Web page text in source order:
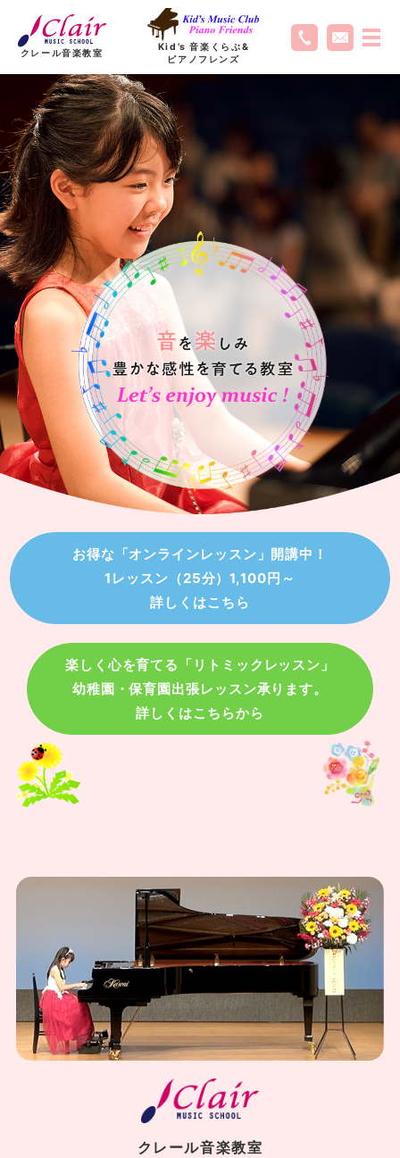
クレール音楽教室
Kid’s 音楽くらぶ&
ピアノフレンズ
お得な「オンラインレッスン」開講中！
1レッスン（25分）1,100円～
詳しくはこちら
楽しく心を育てる「リトミックレッスン」
幼稚園・保育園出張レッスン承ります。
詳しくはこちらから
クレール音楽教室